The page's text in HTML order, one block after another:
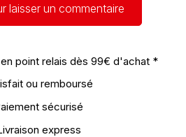
laisser un commentaire
point relais dès 99€ d'achat *
ou remboursé
sécurisé
express